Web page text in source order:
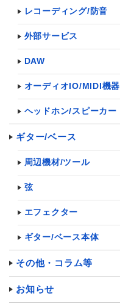
レコーディング/防音
外部サービス
DAW
オーディオIO/MIDI機器
ヘッドホン/スピーカー
ギター/ベース
周辺機材/ツール
弦
エフェクター
ギター/ベース本体
その他・コラム等
お知らせ